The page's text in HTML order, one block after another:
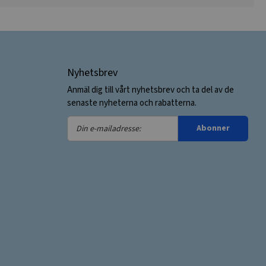
Nyhetsbrev
Anmäl dig till vårt nyhetsbrev och ta del av de
senaste nyheterna och rabatterna.
Din
e-
Abonner